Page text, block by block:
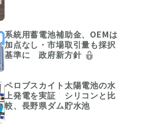
系統用蓄電池補助金、OEMは
加点なし・市場取引量も採択
基準に 政府新方針
ペロブスカイト太陽電池の水
上発電を実証 シリコンと比
較、長野県ダム貯水池